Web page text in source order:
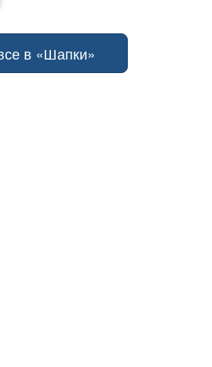
в «Шапки»